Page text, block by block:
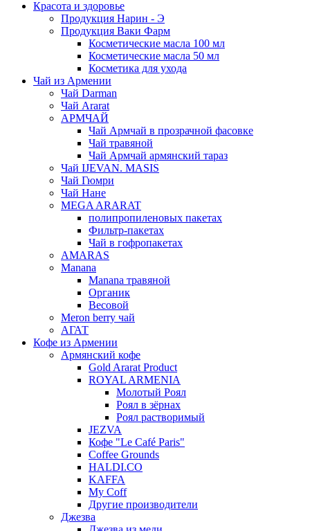
Красота и здоровье
Продукция Нарин - Э
Продукция Ваки Фарм
Косметические масла 100 мл
Косметические масла 50 мл
Косметика для ухода
Чай из Армении
Чай Darman
Чай Ararat
АРМЧАЙ
Чай Армчай в прозрачной фасовке
Чай травяной
Чай Армчай армянский тараз
Чай IJEVAN. MASIS
Чай Гюмри
Чай Нане
MEGA ARARAT
полипропиленовых пакетах
Фильтр-пакетах
Чай в гофропакетах
AMARAS
Manana
Manana травяной
Органик
Весовой
Meron berry чай
АГАТ
Кофе из Армении
Армянский кофе
Gold Ararat Product
ROYAL ARMENIA
Молотый Роял
Роял в зёрнах
Роял растворимый
JEZVA
Кофе "Le Café Paris"
Coffee Grounds
HALDI.CO
KAFFA
My Coff
Другие производители
Джезва